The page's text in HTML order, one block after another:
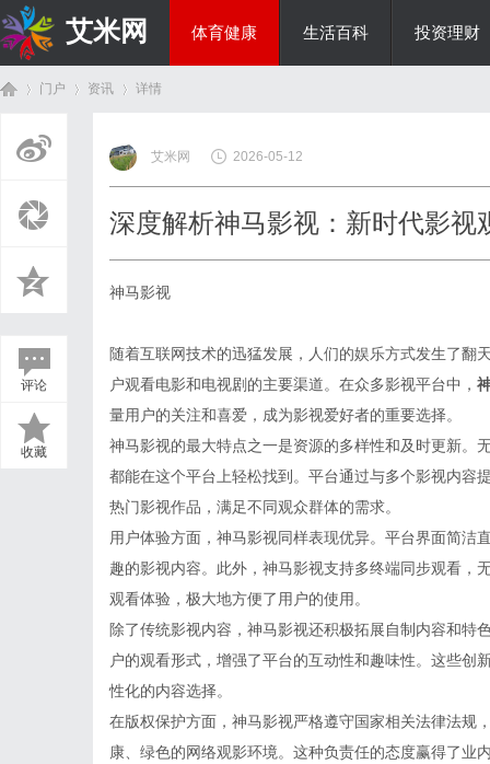
艾米网 体育健康 生活百科 投资理财
门户 资讯
›
详情
评论
收藏
艾米网 2026-05-12
深度解析神马影视：新时代影视
神马影视
随着互联网技术的迅猛发展，人们的娱乐方式发生了翻
户观看电影和电视剧的主要渠道。在众多影视平台中，
量用户的关注和喜爱，成为影视爱好者的重要选择。
神马影视的最大特点之一是资源的多样性和及时更新。
都能在这个平台上轻松找到。平台通过与多个影视内容
热门影视作品，满足不同观众群体的需求。
用户体验方面，神马影视同样表现优异。平台界面简洁
趣的影视内容。此外，神马影视支持多终端同步观看，
观看体验，极大地方便了用户的使用。
除了传统影视内容，神马影视还积极拓展自制内容和特
户的观看形式，增强了平台的互动性和趣味性。这些
性化的内容选择。
在版权保护方面，神马影视严格遵守国家相关法律法规
康、绿色的网络观影环境。这种负责任的态度赢得了业